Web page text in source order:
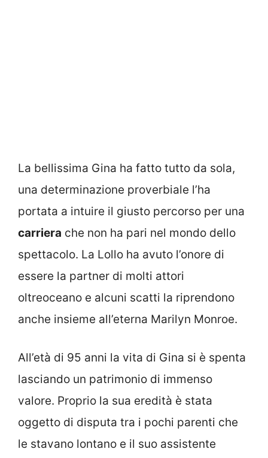
La bellissima Gina ha fatto tutto da sola,
una determinazione proverbiale l’ha
portata a intuire il giusto percorso per una
carriera che non ha pari nel mondo dello
spettacolo. La Lollo ha avuto l’onore di
essere la partner di molti attori
oltreoceano e alcuni scatti la riprendono
anche insieme all’eterna Marilyn Monroe.
All’età di 95 anni la vita di Gina si è spenta
lasciando un patrimonio di immenso
valore. Proprio la sua eredità è stata
oggetto di disputa tra i pochi parenti che
le stavano lontano e il suo assistente